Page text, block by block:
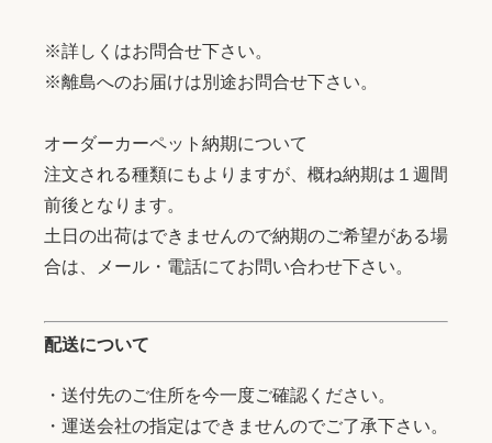
※詳しくはお問合せ下さい。
※離島へのお届けは別途お問合せ下さい。
オーダーカーペット納期について
注文される種類にもよりますが、概ね納期は１週間
前後となります。
土日の出荷はできませんので納期のご希望がある場
合は、メール・電話にてお問い合わせ下さい。
配送について
・送付先のご住所を今一度ご確認ください。
・運送会社の指定はできませんのでご了承下さい。